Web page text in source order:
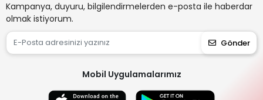
Kampanya, duyuru, bilgilendirmelerden e-posta ile haberdar
olmak istiyorum.
Gönder
Mobil Uygulamalarımız